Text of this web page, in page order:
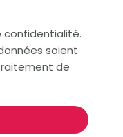
confidentialité.
soient
de